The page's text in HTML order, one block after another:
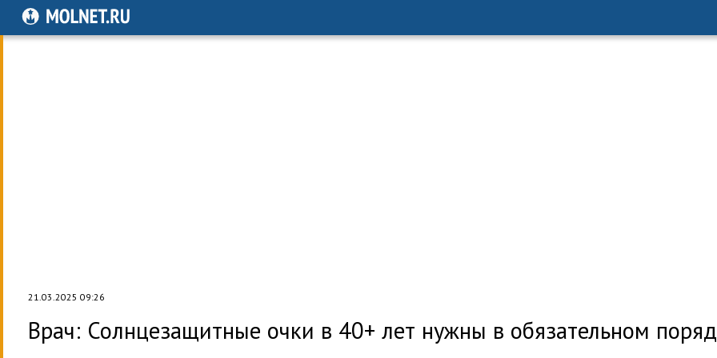
21.03.2025 09:26
Врач: Солнцезащитные очки в 40+ лет нужны в обязательном